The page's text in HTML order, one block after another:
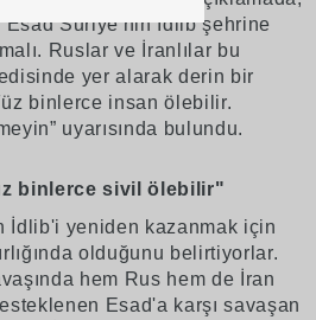
Esad Suriye'nin İdlib şehrine
Ruslar ve İranlılar bu
yer alarak derin bir
binlerce insan ölebilir.
uyarısında bulundu.
binlerce sivil ölebilir"
İdlib'i yeniden kazanmak için
olduğunu belirtiyorlar.
hem Rus hem de İran
Esad'a karşı savaşan